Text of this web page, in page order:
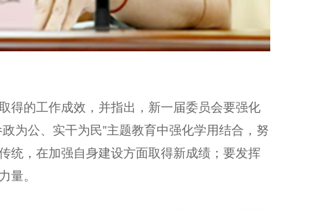
的工作成效，并指出，新一届委员会要强化
为公、实干为民”主题教育中强化学用结合，努
统，在加强自身建设方面取得新成绩；要发挥
量。